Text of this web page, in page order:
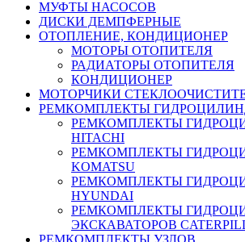
МУФТЫ НАСОСОВ
ДИСКИ ДЕМПФЕРНЫЕ
ОТОПЛЕНИЕ, КОНДИЦИОНЕР
МОТОРЫ ОТОПИТЕЛЯ
РАДИАТОРЫ ОТОПИТЕЛЯ
КОНДИЦИОНЕР
МОТОРЧИКИ
РЕМКОМПЛЕКТЫ
РЕМКОМПЛЕКТЫ
HITACHI
РЕМКОМПЛЕКТЫ
KOMATSU
РЕМКОМПЛЕКТЫ
HYUNDAI
РЕМКОМПЛЕКТЫ
ЭКСКАВАТОРОВ
РЕМКОМПЛЕКТЫ УЗЛОВ